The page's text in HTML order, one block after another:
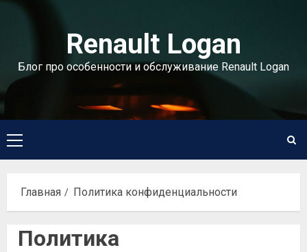
Перейти
содержимомуRenault Logan
Блог про особенности и обслуживание Renault Logan
Основное
меню
Главная Политика конфиденциальности
Политика